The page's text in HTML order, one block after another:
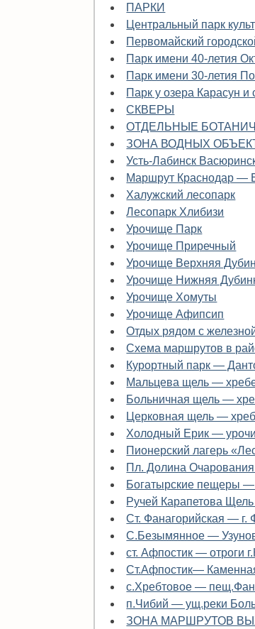
ПАРКИ
Центральный парк
Первомайский
Парк имени 40-летия
Парк имени 30-летия
Парк у озера Карасун и
СКВЕРЫ
ОТДЕЛЬНЫЕ
ЗОНА ВОДНЫХ
Усть-Лабинск
Маршрут Краснодар —
Халужский лесопарк
Лесопарк Хлибизи
Урочище Парк
Урочище Приречный
Урочище Верхняя
Урочище Нижняя
Урочище Хомуты
Урочище Афипсип
Отдых рядом с
Схема маршрутов в
Курортный парк —
Мальцева щель —
Больничная щель —
Церковная щель —
Холодный Ерик —
Пионерский лагерь
Пл. Долина
Богатырские пещеры
Ручей Карапетова
Ст. Фанагорийская —
С.Безымянное —
ст. Афпостик — отроги
Cт.Афпостик—
с.Хребтовое —
п.Чибий — ущ.реки
ЗОНА МАРШРУТОВ